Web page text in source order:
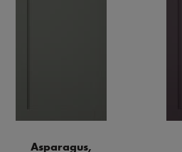
Asparagus,